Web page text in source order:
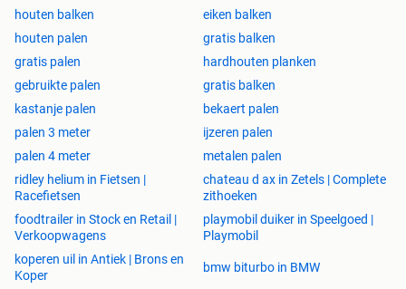
houten balken
eiken balken
houten palen
gratis balken
gratis palen
hardhouten planken
gebruikte palen
gratis balken
kastanje palen
bekaert palen
palen 3 meter
ijzeren palen
palen 4 meter
metalen palen
ridley helium in Fietsen |
Racefietsen
chateau d ax in Zetels | Complete
zithoeken
foodtrailer in Stock en Retail |
Verkoopwagens
playmobil duiker in Speelgoed |
Playmobil
koperen uil in Antiek | Brons en
Koper
bmw biturbo in BMW